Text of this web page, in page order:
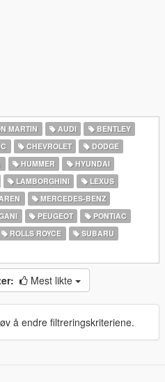
MARTIN AUDI
BENTLEY
CHEVROLET
DODGE
HUMMER
HYUNDAI
LAMBORGHINI
LEXUS
MERCEDES-BENZ
PEUGEOT
PONTIAC
ROLLS ROYCE
SUBARU
Mest likte
å endre filtreringskriteriene.